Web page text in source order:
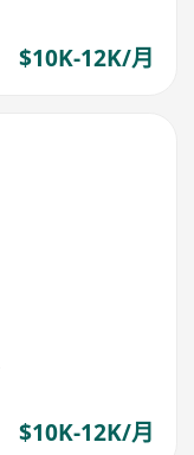
$10K-12K/月
$10K-12K/月